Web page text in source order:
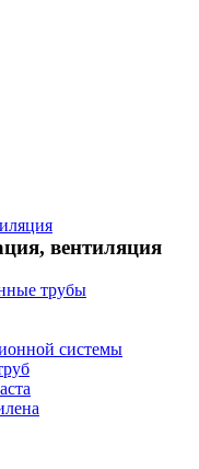
вентиляция
трубы
системы